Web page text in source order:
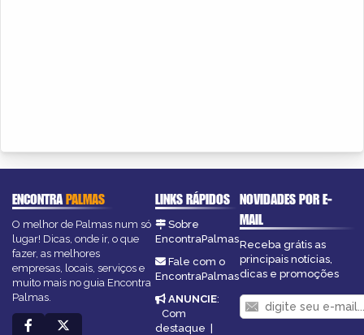
ENCONTRAPALMAS
O melhor de Palmas num só
lugar! Dicas, onde ir, o que
fazer, as melhores
empresas, locais, serviços e
muito mais no guia Encontra
Palmas.
LINKS RÁPIDOS
Sobre
EncontraPalmas
Fale com o
EncontraPalmas
ANUNCIE:
Com
destaque |
NOVIDADES POR E-
MAIL
Receba grátis as
principais notícias,
dicas e promoções